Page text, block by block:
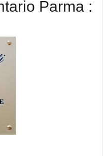
Parma :